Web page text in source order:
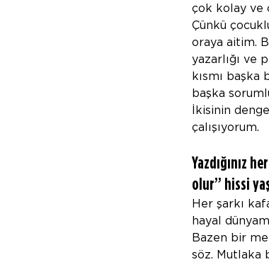
çok kolay ve
Çünkü
oraya aitim.
yazarlığı ve
kısmı başka
başka
İkisinin
çalışıyorum.
Yazdığınız
olur” hissi
Her şarkı
hayal
Bazen bir
söz. Mutlaka